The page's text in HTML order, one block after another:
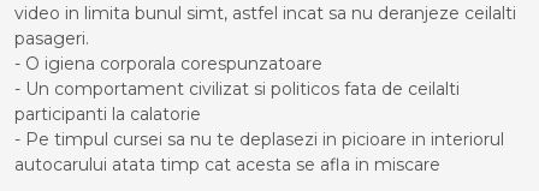
video in limita bunul simt, astfel incat sa nu deranjeze ceilalti
pasageri.
- O igiena corporala corespunzatoare
- Un comportament civilizat si politicos fata de ceilalti
participanti la calatorie
- Pe timpul cursei sa nu te deplasezi in picioare in interiorul
autocarului atata timp cat acesta se afla in miscare